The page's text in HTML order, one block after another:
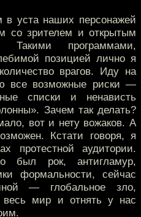
в уста наших персонажей
со зрителем и открытым
Такими программами,
позицией лично я
врагов. Иду на
все возможные риски —
списки и ненависть
Зачем так делать?
вот и нету вожаков. А
Кстати говоря, я
протестной аудитории.
был рок, антигламур,
формальности, сейчас
— глобальное зло,
весь мир и отнять у нас